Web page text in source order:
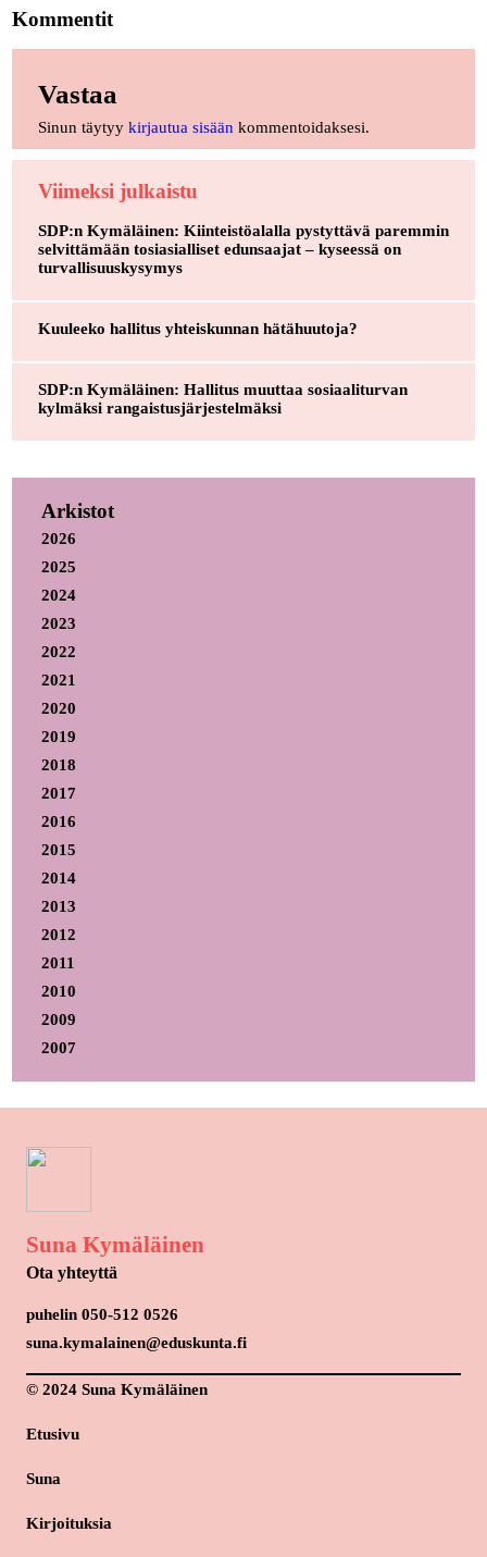
Kommentit
Vastaa
Sinun täytyy kirjautua sisään kommentoidaksesi.
Viimeksi julkaistu
SDP:n Kymäläinen: Kiinteistöalalla pystyttävä paremmin
selvittämään tosiasialliset edunsaajat – kyseessä on
turvallisuuskysymys
Kuuleeko hallitus yhteiskunnan hätähuutoja?
SDP:n Kymäläinen: Hallitus muuttaa sosiaaliturvan
kylmäksi rangaistusjärjestelmäksi
Arkistot
2026
2025
2024
2023
2022
2021
2020
2019
2018
2017
2016
2015
2014
2013
2012
2011
2010
2009
2007
Suna Kymäläinen
Ota yhteyttä
puhelin 050-512 0526
suna.kymalainen@eduskunta.fi
© 2024 Suna Kymäläinen
Etusivu
Suna
Kirjoituksia